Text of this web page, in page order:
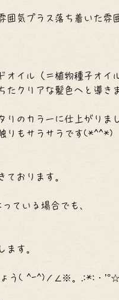
囲気プラス落ち着いた雰
オイル（＝植物種子オイ
たクリアな髪色へと導き
リのカラーに仕上がりま
りもサラサラです(*^^*)
ております。
ている場合でも、
ます。
ょう( ^-^)ノ∠※。.:*:・’°☆